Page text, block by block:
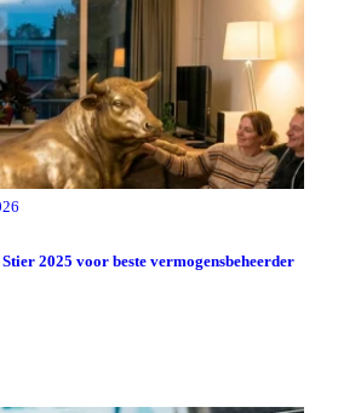
2025 voor beste vermogensbeheerder